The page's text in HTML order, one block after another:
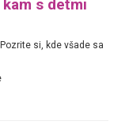
s deťmi
si, kde všade sa